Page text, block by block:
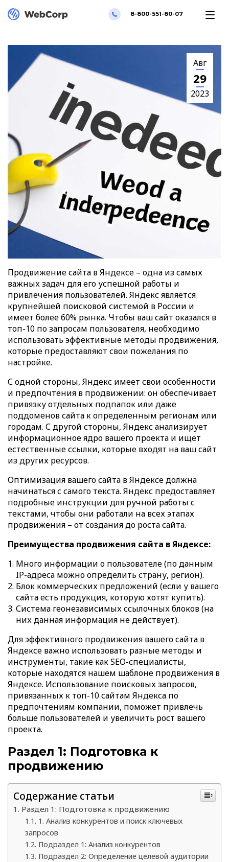
8-800-551-80-07
Авг
29
2023
Продвижение сайта в Яндексе – одна из самых
важных задач для его успешной работы и
привлечения пользователей. Яндекс является
крупнейшей поисковой системой в России и
имеет более 60% рынка. Чтобы ваш сайт оказался в
топ-10 по запросам пользователя, необходимо
использовать эффективные методы продвижения,
которые предоставляют свои пожелания по
настройке.
С одной стороны, Яндекс имеет свои особенности
и предпочтения в продвижении: он обеспечивает
привязку отдельных подпапок или даже
поддоменов сайта к определенным регионам или
городам. С другой стороны, Яндекс анализирует
информационное ядро вашего проекта и ищет
естественные ссылки, которые входят на ваш сайт
из других ресурсов.
Оптимизация вашего сайта в Яндексе должна
начинаться с самого текста. Яндекс предоставляет
подробные инструкции для ручной работы с
текстами, чтобы они работали на всех этапах
продвижения – от создания до роста сайта.
Преимущества продвижения сайта в Яндексе:
Много информации о пользователе (по данным
IP-адреса можно определить страну, регион).
Блок коммерческих предложений (если у вашего
сайта есть продукция, которую хотят купить).
Система геонезависимых ссылочных блоков (на
них данная информация не действует).
Для эффективного продвижения вашего сайта в
Яндексе важно использовать разные методы и
инструменты, такие как SEO-специалисты,
которые находятся нашем шаблоне продвижения в
Яндексе. Использование поисковых запросов,
привязанных к топ-10 сайтам Яндекса по
предпочтениям компании, поможет привлечь
больше пользователей и увеличить рост вашего
проекта.
Раздел 1: Подготовка к
продвижению
Содержание статьи
Раздел 1: Подготовка к продвижению
1. Анализ конкурентов и поиск ключевых
запросов
Подраздел 1: Анализ конкурентов
Подраздел 2: Определение целевой аудитории